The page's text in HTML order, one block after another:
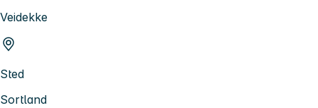
Veidekke
Sted
Sortland